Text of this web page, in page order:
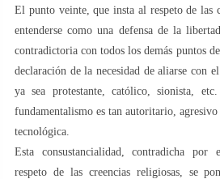
El punto veinte, que insta al respeto de las
entenderse como una defensa de la
contradictoria con todos los demás puntos
declaración de la necesidad de aliarse con
ya sea protestante, católico, sionista,
fundamentalismo es tan autoritario,
tecnológica.
Esta consustancialidad, contradicha
respeto de las creencias religiosas, se